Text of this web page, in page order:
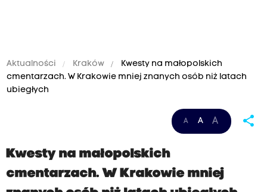
Aktualności Kraków
Kwesty na małopolskich
cmentarzach. W Krakowie mniej znanych osób niż latach
ubiegłych
A A A share
Kwesty na małopolskich
cmentarzach. W Krakowie mniej